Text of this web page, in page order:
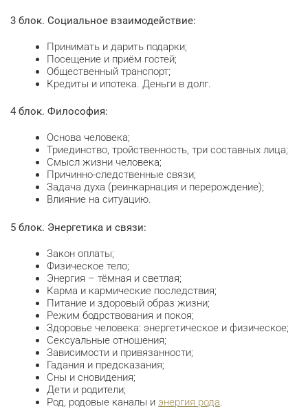
3 блок. Социальное взаимодействие:
Принимать и дарить подарки;
Посещение и приём гостей;
Общественный транспорт;
Кредиты и ипотека. Деньги в долг.
4 блок. Философия:
Основа человека;
Триединство, тройственность, три составных лица;
Смысл жизни человека;
Причинно-следственные связи;
Задача духа (реинкарнация и перерождение);
Влияние на ситуацию.
5 блок. Энергетика и связи:
Закон оплаты;
Физическое тело;
Энергия – тёмная и светлая;
Карма и кармические последствия;
Питание и здоровый образ жизни;
Режим бодрствования и покоя;
Здоровье человека: энергетическое и физическое;
Сексуальные отношения;
Зависимости и привязанности;
Гадания и предсказания;
Сны и сновидения;
Дети и родители;
Род, родовые каналы и энергия рода